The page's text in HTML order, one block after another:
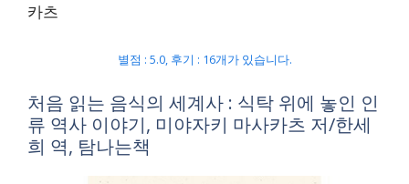
카츠
별점 : 5.0, 후기 : 16개가 있습니다.
처음 읽는 음식의 세계사 : 식탁 위에 놓인 인
류 역사 이야기, 미야자키 마사카츠 저/한세
희 역, 탐나는책